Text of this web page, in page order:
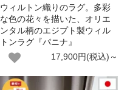
ウィルトン織りのラグ。多彩
な色の花々を描いた、オリエ
ンタル柄のエジプト製ウィル
トンラグ『パニナ』
17,900円(税込)～